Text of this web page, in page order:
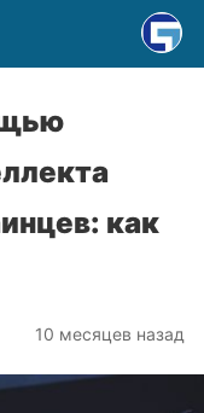
как
10 месяцев назад